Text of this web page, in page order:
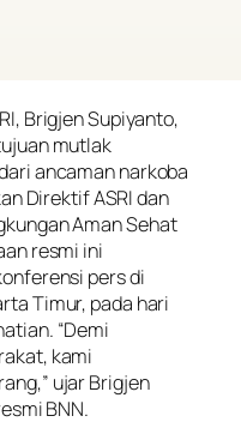
Brigjen Supiyanto,
mutlak
ancaman narkoba
Direktif ASRI dan
Aman Sehat
resmi ini
pers di
Timur, pada hari
“Demi
kami
ujar Brigjen
BNN.